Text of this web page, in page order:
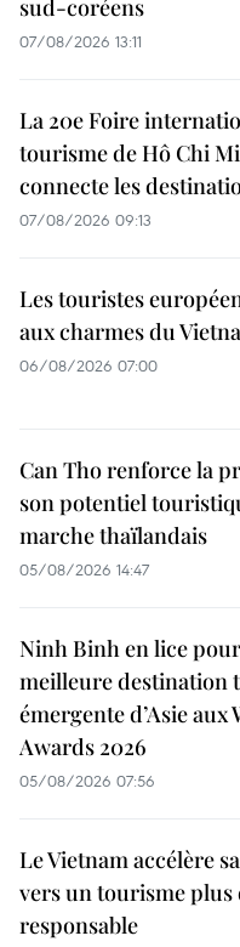
sud-coréens
07/08/2026 13:11
La 20e Foire
tourisme de Hô Chi
connecte les
07/08/2026 09:13
Les touristes
aux charmes du
06/08/2026 07:00
Can Tho renforce la
son potentiel
marche thaïlandais
05/08/2026 14:47
Ninh Binh en lice
meilleure destination
émergente d’Asie
Awards 2026
05/08/2026 07:56
Le Vietnam accélère
vers un tourisme plus
responsable